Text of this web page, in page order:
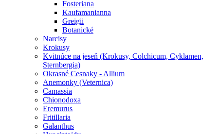
Fosteriana
Kaufamanianna
Greigii
Botanické
Narcisy
Krokusy
Kvitnúce na jeseň (Krokusy, Colchicum, Cyklamen,
Sternbergia)
Okrasné Cesnaky - Allium
Anemonky (Veternica)
Camassia
Chionodoxa
Eremurus
Fritillaria
Galanthus